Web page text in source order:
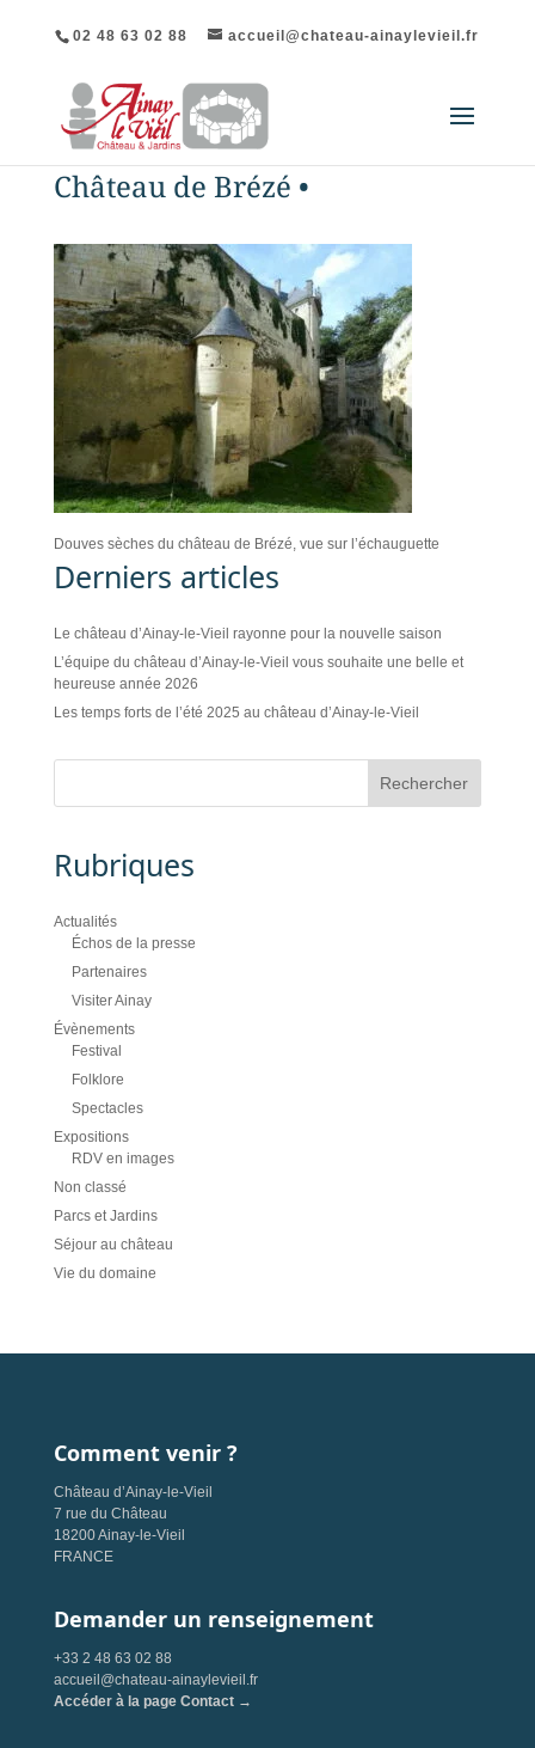
02 48 63 02 88 accueil@chateau-ainaylevieil.fr
Château de Brézé •
Douves sèches du château de Brézé, vue sur l’échauguette
Derniers articles
Le château d’Ainay-le-Vieil rayonne pour la nouvelle saison
L’équipe du château d’Ainay-le-Vieil vous souhaite une belle et
heureuse année 2026
Les temps forts de l’été 2025 au château d’Ainay-le-Vieil
Rubriques
Actualités
Échos de la presse
Partenaires
Visiter Ainay
Évènements
Festival
Folklore
Spectacles
Expositions
RDV en images
Non classé
Parcs et Jardins
Séjour au château
Vie du domaine
Comment venir ?
Château d’Ainay-le-Vieil
7 rue du Château
18200 Ainay-le-Vieil
FRANCE
Demander un renseignement
+33 2 48 63 02 88
accueil@chateau-ainaylevieil.fr
Accéder à la page Contact →